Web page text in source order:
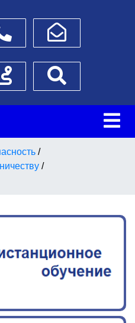
ТелефоныНаписать обращение
проезда
/
/